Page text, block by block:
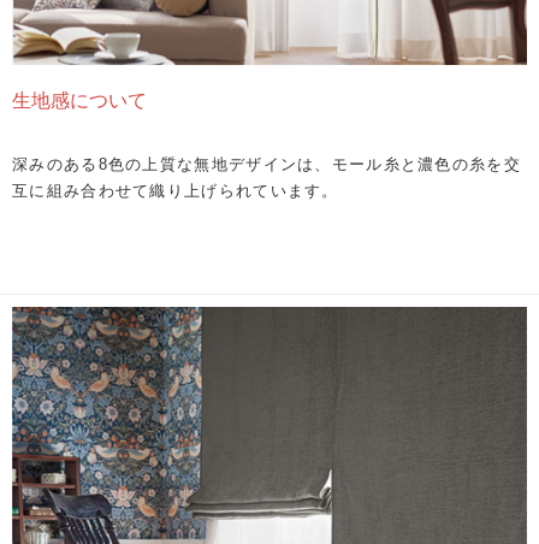
生地感について
深みのある8色の上質な無地デザインは、モール糸と濃色の糸を交
互に組み合わせて織り上げられています。